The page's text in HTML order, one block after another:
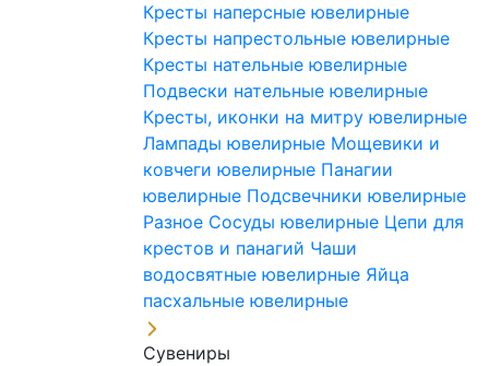
Кресты наперсные ювелирные
Кресты напрестольные ювелирные
Кресты нательные ювелирные
Подвески нательные ювелирные
Кресты, иконки на митру ювелирные
Лампады ювелирные Мощевики и
ковчеги ювелирные Панагии
ювелирные Подсвечники ювелирные
Разное Сосуды ювелирные Цепи для
крестов и панагий Чаши
водосвятные ювелирные Яйца
пасхальные ювелирные
Сувениры